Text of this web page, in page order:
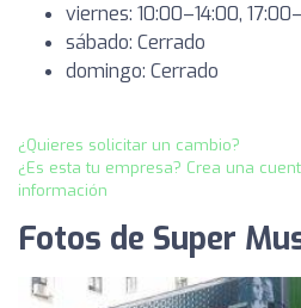
viernes: 10:00–14:00,
sábado: Cerrado
domingo: Cerrado
¿Quieres solicitar un cambio?
¿Es esta tu empresa? Crea una
información
Fotos de Super